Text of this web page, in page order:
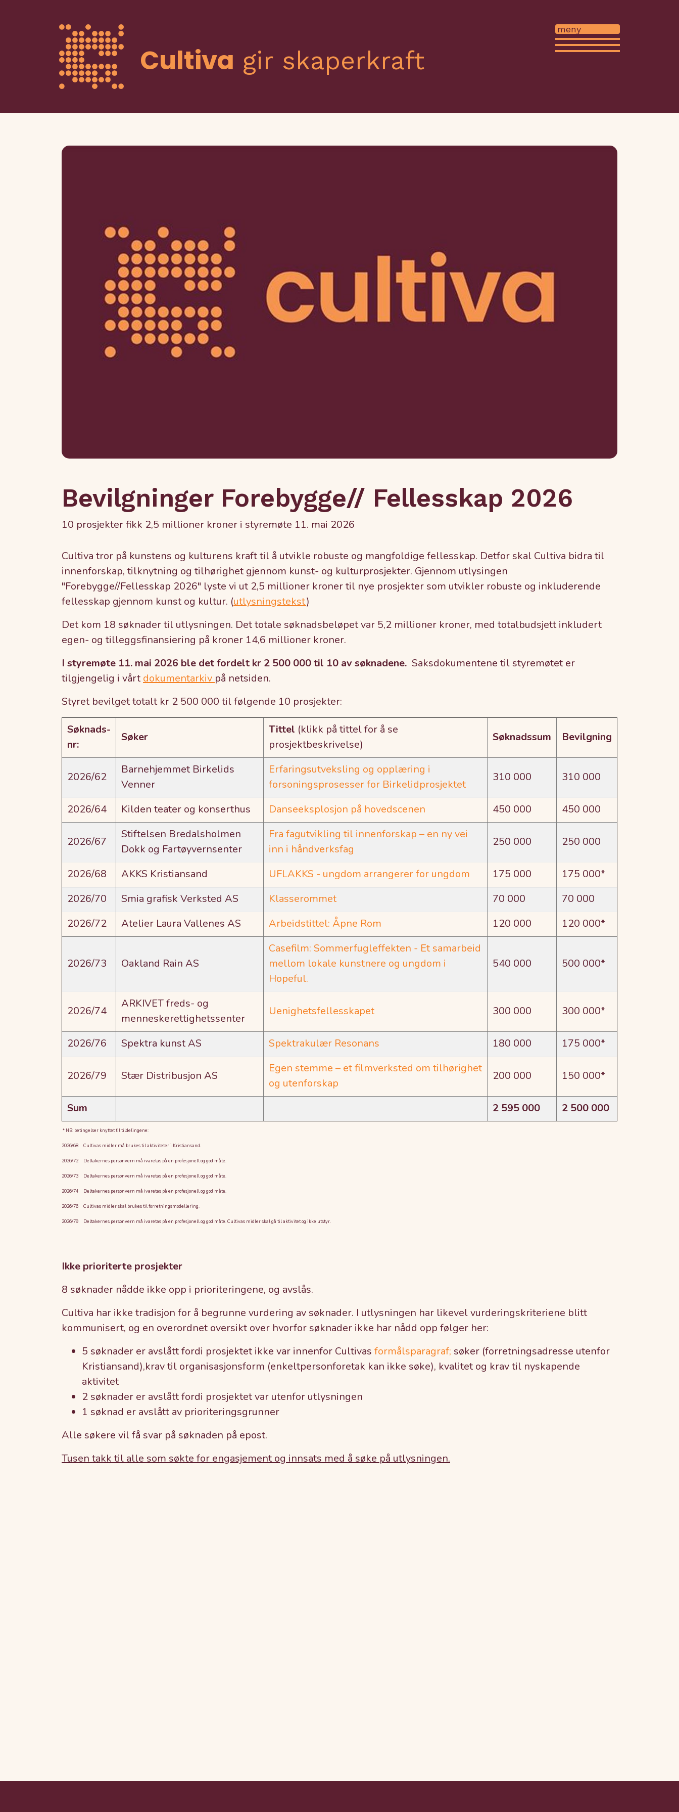
Cultiva gir skaperkraft
Bevilgninger Forebygge// Fellesskap 2026
10 prosjekter fikk 2,5 millioner kroner i styremøte 11. mai 2026
Cultiva tror på kunstens og kulturens kraft til å utvikle robuste og mangfoldige fellesskap. Detfor skal Cultiva bidra til
innenforskap, tilknytning og tilhørighet gjennom kunst- og kulturprosjekter. Gjennom utlysingen
"Forebygge//Fellesskap 2026" lyste vi ut 2,5 millioner kroner til nye prosjekter som utvikler robuste og inkluderende
fellesskap gjennom kunst og kultur. (utlysningstekst)
Det kom 18 søknader til utlysningen. Det totale søknadsbeløpet var 5,2 millioner kroner, med totalbudsjett inkludert
egen- og tilleggsfinansiering på kroner 14,6 millioner kroner.
I styremøte 11. mai 2026 ble det fordelt kr 2 500 000 til 10 av søknadene. Saksdokumentene til styremøtet er
tilgjengelig i vårt dokumentarkiv på netsiden.
Styret bevilget totalt kr 2 500 000 til følgende 10 prosjekter:
Søknads-
nr:
Søker
Tittel (klikk på tittel for å se
prosjektbeskrivelse)
Søknadssum Bevilgning
2026/62
Barnehjemmet Birkelids
Venner
Erfaringsutveksling og opplæring i
forsoningsprosesser for Birkelidprosjektet
310 000 310 000
2026/64 Kilden teater og konserthus Danseeksplosjon på hovedscenen 450 000 450 000
2026/67
Stiftelsen Bredalsholmen
Dokk og Fartøyvernsenter
Fra fagutvikling til innenforskap – en ny vei
inn i håndverksfag
250 000 250 000
2026/68 AKKS Kristiansand UFLAKKS - ungdom arrangerer for ungdom 175 000
175 000*
2026/70
Smia grafisk Verksted AS Klasserommet 70 000
70 000
2026/72
Atelier Laura Vallenes AS Arbeidstittel: Åpne Rom 120 000 120 000*
2026/73 Oakland Rain AS
Casefilm: Sommerfugleffekten - Et samarbeid
mellom lokale kunstnere og ungdom i
Hopeful.
540 000 500 000*
2026/74
ARKIVET freds- og
menneskerettighetssenter
Uenighetsfellesskapet 300 000 300 000*
2026/76 Spektra kunst AS Spektrakulær Resonans 180 000 175 000*
2026/79 Stær Distribusjon AS
Egen stemme – et filmverksted om tilhørighet
og utenforskap
200 000 150 000*
Sum 2 595 000 2 500 000
* NB: betingelser knyttet til tildelingene:
2026/68 Cultivas midler må brukes til aktiviteter i Kristiansand.
2026/72 Deltakernes personvern må ivaretas på en profesjonell og god måte.
2026/73 Deltakernes personvern må ivaretas på en profesjonell og god måte.
2026/74 Deltakernes personvern må ivaretas på en profesjonell og god måte.
2026/76 Cultivas midler skal brukes til forretningsmodellering.
2026/79 Deltakernes personvern må ivaretas på en profesjonell og god måte. Cultivas midler skal gå til aktivitet og ikke utstyr.
Ikke prioriterte prosjekter
8 søknader nådde ikke opp i prioriteringene, og avslås.
Cultiva har ikke tradisjon for å begrunne vurdering av søknader. I utlysningen har likevel vurderingskriteriene blitt
kommunisert, og en overordnet oversikt over hvorfor søknader ikke har nådd opp følger her:
5 søknader er avslått fordi prosjektet ikke var innenfor Cultivas formålsparagraf; søker (forretningsadresse utenfor
Kristiansand),krav til organisasjonsform (enkeltpersonforetak kan ikke søke), kvalitet og krav til nyskapende
aktivitet
2 søknader er avslått fordi prosjektet var utenfor utlysningen
1 søknad er avslått av prioriteringsgrunner
Alle søkere vil få svar på søknaden på epost.
Tusen takk til alle som søkte for engasjement og innsats med å søke på utlysningen.